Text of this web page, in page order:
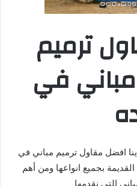
ترميم
في
افضل مقاول ترميم مباني في
بجميع انواعها ومن أهم
التي نقدمها